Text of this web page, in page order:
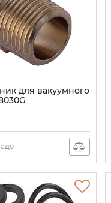
для вакуумного